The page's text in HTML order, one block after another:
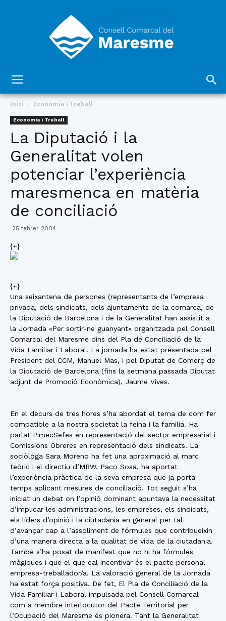
Comarcal
del
Inici Economia i Treball
Economia i Treball
La Diputació i la
Generalitat volen
potenciar l’experiència
maresmenca en matèria
de conciliació
25 febrer 2004
{+}
{+}
Una seixantena de persones (representants de l’empresa
privada, dels sindicats, dels ajuntaments de la comarca, de
la Diputació de Barcelona i de la Generalitat han assistit a
la Jornada «Per sortir-ne guanyant» organitzada pel Consell
Comarcal del Maresme dins del Pla de Conciliació de la
Vida Familiar i Laboral. La jornada ha estat presentada pel
President del CCM, Manuel Mas, i pel Diputat de Comerç de
la Diputació de Barcelona (fins la setmana passada Diputat
adjunt de Promoció Econòmica), Jaume Vives.
En el decurs de tres hores s’ha abordat el tema de com fer
compatible a la nostra societat la feina i la familia. Ha
parlat PimecSefes en representació del sector empresarial i
Comissions Obreres en representació dels sindicats. La
sociòloga Sara Moreno ha fet una aproximació al marc
teòric i el directiu d’MRW, Paco Sosa, ha aportat
l’experiència pràctica de la seva empresa que ja porta
temps aplicant mesures de conciliació. Tot seguit s’ha
iniciat un debat on l’opinió dominant apuntava la necessitat
d’implicar les administracions, les empreses, els sindicats,
els líders d’opinió i la ciutadania en general per tal
d’avançar cap a l’assoliment de fórmules que contribueixin
d’una manera directa a la qualitat de vida de la ciutadania.
També s’ha posat de manifest que no hi ha fórmules
màgiques i que el que cal incentivar és el pacte personal
empresa-treballador/a. La valoració general de la Jornada
ha estat força positiva. De fet, El Pla de Conciliació de la
Vida Familiar i Laboral impulsada pel Consell Comarcal
com a membre interlocutor del Pacte Territorial per
l’Ocupació del Maresme és pionera. Tant la Generalitat